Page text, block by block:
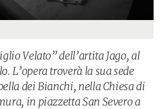
Velato” dell’artita Jago, al
L’opera troverà la sua sede
dei Bianchi, nella Chiesa di
in piazzetta San Severo a